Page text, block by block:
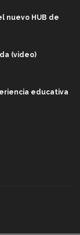
nuevo HUB de
(video)
educativa